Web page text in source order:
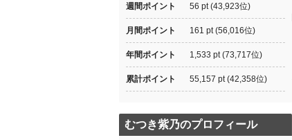
週間ポイント 56 pt (43,923位)
月間ポイント 161 pt (56,016位)
年間ポイント 1,533 pt (73,717位)
累計ポイント 55,157 pt (42,358位)
むつき紫乃のプロフィール